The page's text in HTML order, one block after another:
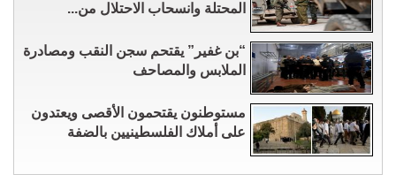
المحتلة وانسحاب الاحتلال من...
“بن غفير” يقتحم سجن النقب ومصادرة
الملابس والمصاحف
مستوطنون يقتحمون الأقصى ويعتدون
على أملاك الفلسطينيين بالضفة